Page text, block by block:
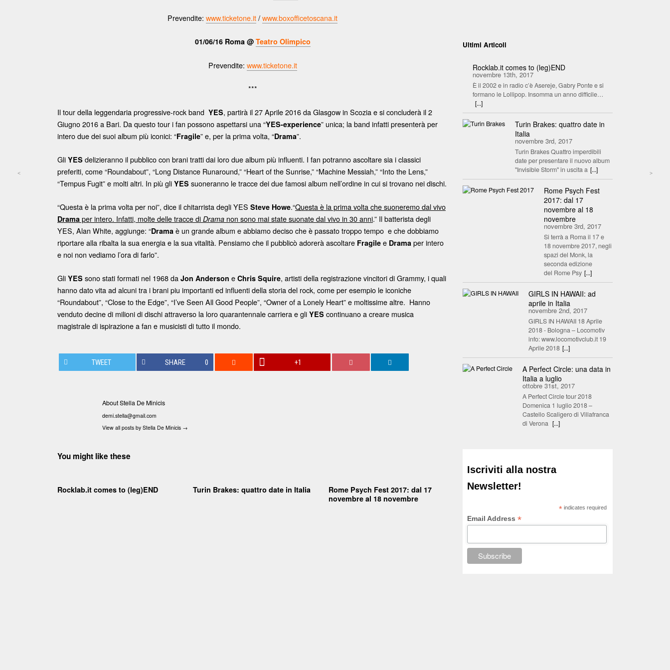
Post navigation
< >
Prevendite:www.ticketone.it/www.boxofficetoscana.it
01/06/16 Roma @ Teatro Olimpico
Prevendite: www.ticketone.it
***
Il tour della leggendaria progressive-rock band YES, partirà il 27 Aprile 2016 da Glasgow in Scozia e si concluderà il 2
Giugno 2016 a Bari. Da questo tour i fan possono aspettarsi una “YES-experience” unica; la band infatti presenterà per
intero due dei suoi album più iconici: “Fragile” e, per la prima volta, “Drama”.
Gli YES delizieranno il pubblico con brani tratti dai loro due album più influenti. I fan potranno ascoltare sia i classici
preferiti, come “Roundabout”, “Long Distance Runaround,” “Heart of the Sunrise,” “Machine Messiah,” “Into the Lens,”
“Tempus Fugit” e molti altri. In più gli YES suoneranno le tracce dei due famosi album nell’ordine in cui si trovano nei dischi.
“Questa è la prima volta per noi”, dice il chitarrista degli YES Steve Howe.“Questa è la prima volta che suoneremo dal vivo
Drama per intero. Infatti, molte delle tracce di Drama non sono mai state suonate dal vivo in 30 anni.” Il batterista degli
YES, Alan White, aggiunge: “Drama è un grande album e abbiamo deciso che è passato troppo tempo e che dobbiamo
riportare alla ribalta la sua energia e la sua vitalità. Pensiamo che il pubblicò adorerà ascoltare Fragile e Drama per intero
e noi non vediamo l’ora di farlo”.
Gli YES sono stati formati nel 1968 da Jon Anderson e Chris Squire, artisti della registrazione vincitori di Grammy, i quali
hanno dato vita ad alcuni tra i brani piu importanti ed influenti della storia del rock, come per esempio le iconiche
“Roundabout”, “Close to the Edge”, “I’ve Seen All Good People”, “Owner of a Lonely Heart” e moltissime altre. Hanno
venduto decine di milioni di dischi attraverso la loro quarantennale carriera e gli YES continuano a creare musica
magistrale di ispirazione a fan e musicisti di tutto il mondo.
TWEET SHARE 0 +1
About Stella De Minicis
demi.stella@gmail.com
View all posts by Stella De Minicis →
You might like these
Rocklab.it comes to (leg)END Turin Brakes: quattro date in Italia
Rome Psych Fest 2017: dal 17
novembre al 18 novembre
Ultimi Articoli
Rocklab.it comes to (leg)END
novembre 13th, 2017
È il 2002 e in radio c’è Asereje, Gabry Ponte e si
formano le Lollipop. Insomma un anno difficile…
[...]
Turin Brakes: quattro date in
Italia
novembre 3rd, 2017
Turin Brakes Quattro imperdibili
date per presentare il nuovo album
"Invisible Storm" in uscita a [...]
Rome Psych Fest
2017: dal 17
novembre al 18
novembre
novembre 3rd, 2017
Si terrà a Roma il 17 e
18 novembre 2017, negli
spazi del Monk, la
seconda edizione
del Rome Psy [...]
GIRLS IN HAWAII: ad
aprile in Italia
novembre 2nd, 2017
GIRLS IN HAWAII 18 Aprile
2018 - Bologna – Locomotiv
info: www.locomotivclub.it 19
Aprile 2018 [...]
A Perfect Circle: una data in
Italia a luglio
ottobre 31st, 2017
A Perfect Circle tour 2018
Domenica 1 luglio 2018 –
Castello Scaligero di Villafranca
di Verona [...]
Iscriviti alla nostra
Newsletter!
* indicates required
Email Address*